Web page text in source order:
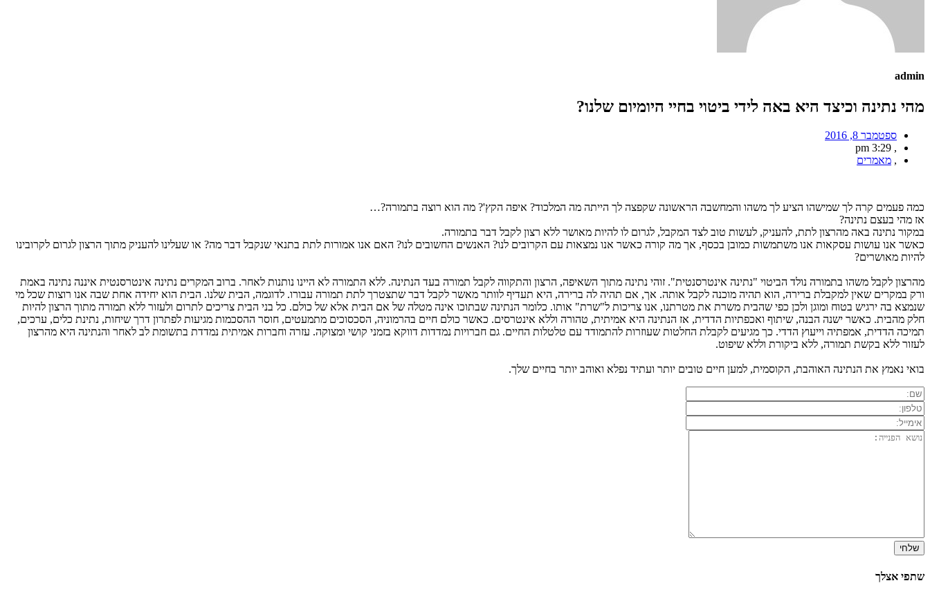
admin
מהי נתינה וכיצד היא באה לידי ביטוי בחיי היומיום שלנו?
ספטמבר 8, 2016
,
3:29 pm
, מאמרים
כמה פעמים קרה לך שמישהו הציע לך משהו והמחשבה הראשונה שקפצה לך הייתה מה המלכוד? איפה הקץ'? מה הוא רוצה בתמורה?…
אז מהי בעצם נתינה?
במקור נתינה באה מהרצון לתת, להעניק, לעשות טוב לצד המקבל, לגרום לו להיות מאושר ללא רצון לקבל דבר בתמורה.
כאשר אנו עושות עסקאות אנו משתמשות כמובן בכסף, אך מה קורה כאשר אנו נמצאות עם הקרובים לנו? האנשים החשובים לנו? האם אנו אמורות לתת בתנאי שנקבל דבר מה? או שעלינו להעניק מתוך הרצון לגרום לקרובינו
להיות מאושרים?
מהרצון לקבל משהו בתמורה נולד הביטוי "נתינה אינטרסנטית". זוהי נתינה מתוך השאיפה, הרצון והתקווה לקבל תמורה בעד הנתינה. ללא התמורה לא היינו נותנות לאחר. ברוב המקרים נתינה אינטרסנטית איננה נתינה באמת
ורק במקרים שאין למקבלת ברירה, הוא תהיה מוכנה לקבל אותה. אך, אם תהיה לה ברירה, היא תעדיף לוותר מאשר לקבל דבר שתצטרך לתת תמורה עבורו. לדוגמה, הבית שלנו. הבית הוא יחידה אחת שבה אנו רוצות שכל מי
שנמצא בה ירגיש בטוח ומוגן ולכן כפי שהבית משרת את מטרתנו, אנו צריכות ל"שרת" אותו. כלומר הנתינה שבתוכו אינה מטלה של אם הבית אלא של כולם. כל בני הבית צריכים לתרום ולעזור ללא תמורה מתוך הרצון להיות
חלק מהבית. כאשר ישנה הבנה, שיתוף ואכפתיות הדדית, אז הנתינה היא אמיתית, טהורה וללא אינטרסים. כאשר כולם חיים בהרמוניה, הסכסוכים מתמעטים, חוסר ההסכמות מגיעות לפתרון דרך שיחות, נתינת כלים, ערכים,
תמיכה הדדית, אמפתיה וייעוץ הדדי. כך מגיעים לקבלת החלטות שעוזרות להתמודד עם טלטלות החיים. גם חברויות נמדדות דווקא בזמני קושי ומצוקה. עזרה וחברות אמיתית נמדדת בתשומת לב לאחר והנתינה היא מהרצון
לעזור ללא בקשת תמורה, ללא ביקורת וללא שיפוט.
בואי נאמץ את הנתינה האוהבת, הקוסמית, למען חיים טובים יותר ועתיד נפלא ואוהב יותר בחיים שלך.
שתפי אצלך